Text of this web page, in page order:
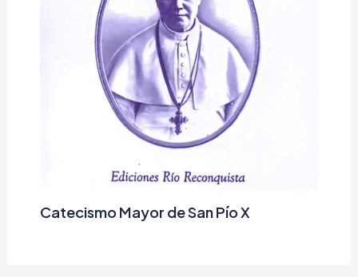
Catecismo Mayor de San Pío X